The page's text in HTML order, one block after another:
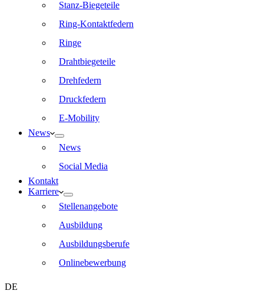
Stanz-Biegeteile
Ring-Kontaktfedern
Ringe
Drahtbiegeteile
Drehfedern
Druckfedern
E-Mobility
News
News
Social Media
Kontakt
Karriere
Stellenangebote
Ausbildung
Ausbildungsberufe
Onlinebewerbung
DE